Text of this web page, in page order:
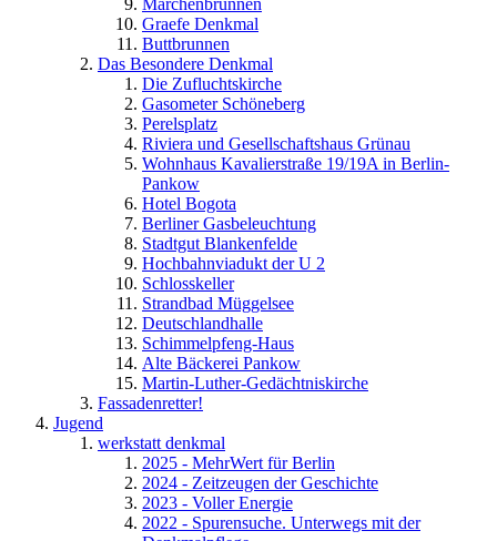
Märchenbrunnen
Graefe Denkmal
Buttbrunnen
Das Besondere Denkmal
Die Zufluchtskirche
Gasometer Schöneberg
Perelsplatz
Riviera und Gesellschaftshaus Grünau
Wohnhaus Kavalierstraße 19/19A in Berlin-
Pankow
Hotel Bogota
Berliner Gasbeleuchtung
Stadtgut Blankenfelde
Hochbahnviadukt der U 2
Schlosskeller
Strandbad Müggelsee
Deutschlandhalle
Schimmelpfeng-Haus
Alte Bäckerei Pankow
Martin-Luther-Gedächtniskirche
Fassadenretter!
Jugend
werkstatt denkmal
2025 - MehrWert für Berlin
2024 - Zeitzeugen der Geschichte
2023 - Voller Energie
2022 - Spurensuche. Unterwegs mit der